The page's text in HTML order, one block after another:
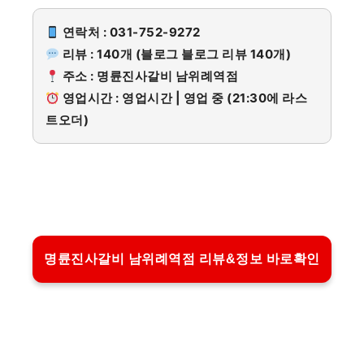
연락처 : 031-752-9272
리뷰 : 140개 (블로그 블로그 리뷰 140개)
주소 : 명륜진사갈비 남위례역점
영업시간 : 영업시간 | 영업 중 (21:30에 라스
트오더)
명륜진사갈비 남위례역점 리뷰&정보 바로확인